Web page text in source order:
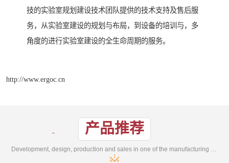
技的实验室规划建设技术团队提供的技术支持及售后服
务，从实验室建设的规划与布局，到设备的培训与，多
角度的进行实验室建设的全生命周期的服务。
http://www.ergoc.cn
产品推荐
Development, design, production and sales in one of the manufacturing enterprises